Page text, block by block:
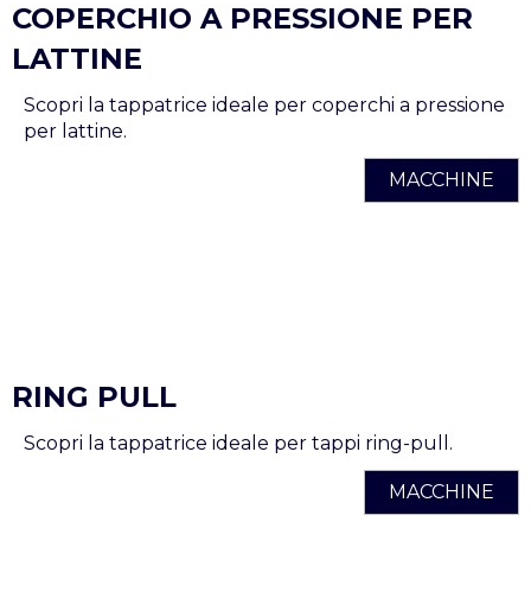
COPERCHIO A PRESSIONE PER
LATTINE
Scopri la tappatrice ideale per coperchi a pressione
per lattine.
MACCHINE
RING PULL
Scopri la tappatrice ideale per tappi ring-pull.
MACCHINE